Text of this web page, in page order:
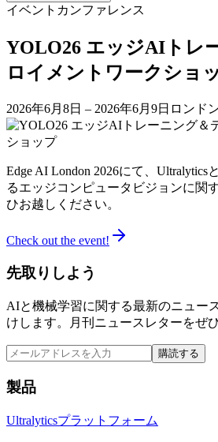
イベント カンファレンス
YOLO26 エッジAIトレ
ロイメントワークショ
2026年6月8日 – 2026年6月9日 ロンド
Edge AI London 2026にて、Ultralytics
るエッジコンピュータビジョンに関
ひお越しください。
Check out the event!
先取りしよう
AIと機械学習に関する最新のニュー
けします。月刊ニュースレターをぜ
購読する
製品
Ultralyticsプラットフォーム